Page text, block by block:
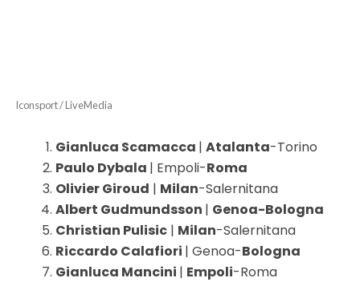
Iconsport / LiveMedia
Gianluca Scamacca | Atalanta-Torino
Paulo Dybala | Empoli-Roma
Olivier Giroud | Milan-Salernitana
Albert Gudmundsson | Genoa-Bologna
Christian Pulisic| Milan-Salernitana
Riccardo Calafiori | Genoa-Bologna
Gianluca Mancini | Empoli-Roma